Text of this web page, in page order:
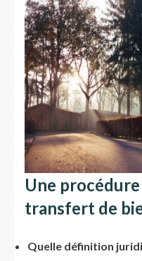
Une
transfert de
Quelle définition